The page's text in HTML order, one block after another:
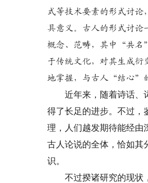
式等技术要素的形式讨论
具意义。古人的形式讨
概念、范畴，其中“共名
于传统文化，对其生成衍
地掌握，与古人“结心”
近年来，随着诗话、词
得了长足的进步。不过，
理，人们越发期待能经由
古人论说的全体，恰如其
识。
不过揆诸研究的现状，